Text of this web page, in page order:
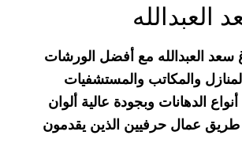
العبدالله
العبدالله مع أفضل الورشات
والمكاتب والمستشفيات
الدهانات وبجودة عالية ألوان
عمال حرفيين الذين يقدمون